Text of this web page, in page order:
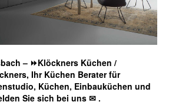
– ⏩Klöckners Küchen /
Ihr Küchen Berater für
Küchen, Einbauküchen und
Sie sich bei uns ✉ .